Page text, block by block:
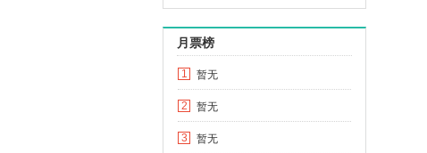
月票榜
1 暂无
2 暂无
3 暂无